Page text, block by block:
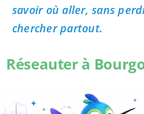
savoir où aller, sans
chercher partout.
Réseauter à